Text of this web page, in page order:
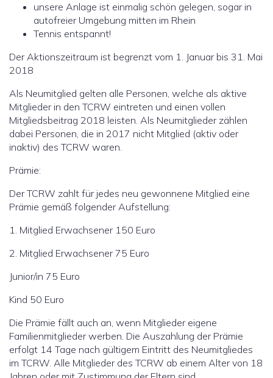
unsere Anlage ist einmalig schön gelegen, sogar in
autofreier Umgebung mitten im Rhein
Tennis entspannt!
Der Aktionszeitraum ist begrenzt vom 1. Januar bis 31. Mai
2018
Als Neumitglied gelten alle Personen, welche als aktive
Mitglieder in den TCRW eintreten und einen vollen
Mitgliedsbeitrag 2018 leisten. Als Neumitglieder zählen
dabei Personen, die in 2017 nicht Mitglied (aktiv oder
inaktiv) des TCRW waren.
Prämie:
Der TCRW zahlt für jedes neu gewonnene Mitglied eine
Prämie gemäß folgender Aufstellung:
1. Mitglied Erwachsener 150 Euro
2. Mitglied Erwachsener 75 Euro
Junior/in 75 Euro
Kind 50 Euro
Die Prämie fällt auch an, wenn Mitglieder eigene
Familienmitglieder werben. Die Auszahlung der Prämie
erfolgt 14 Tage nach gültigem Eintritt des Neumitgliedes
im TCRW. Alle Mitglieder des TCRW ab einem Alter von 18